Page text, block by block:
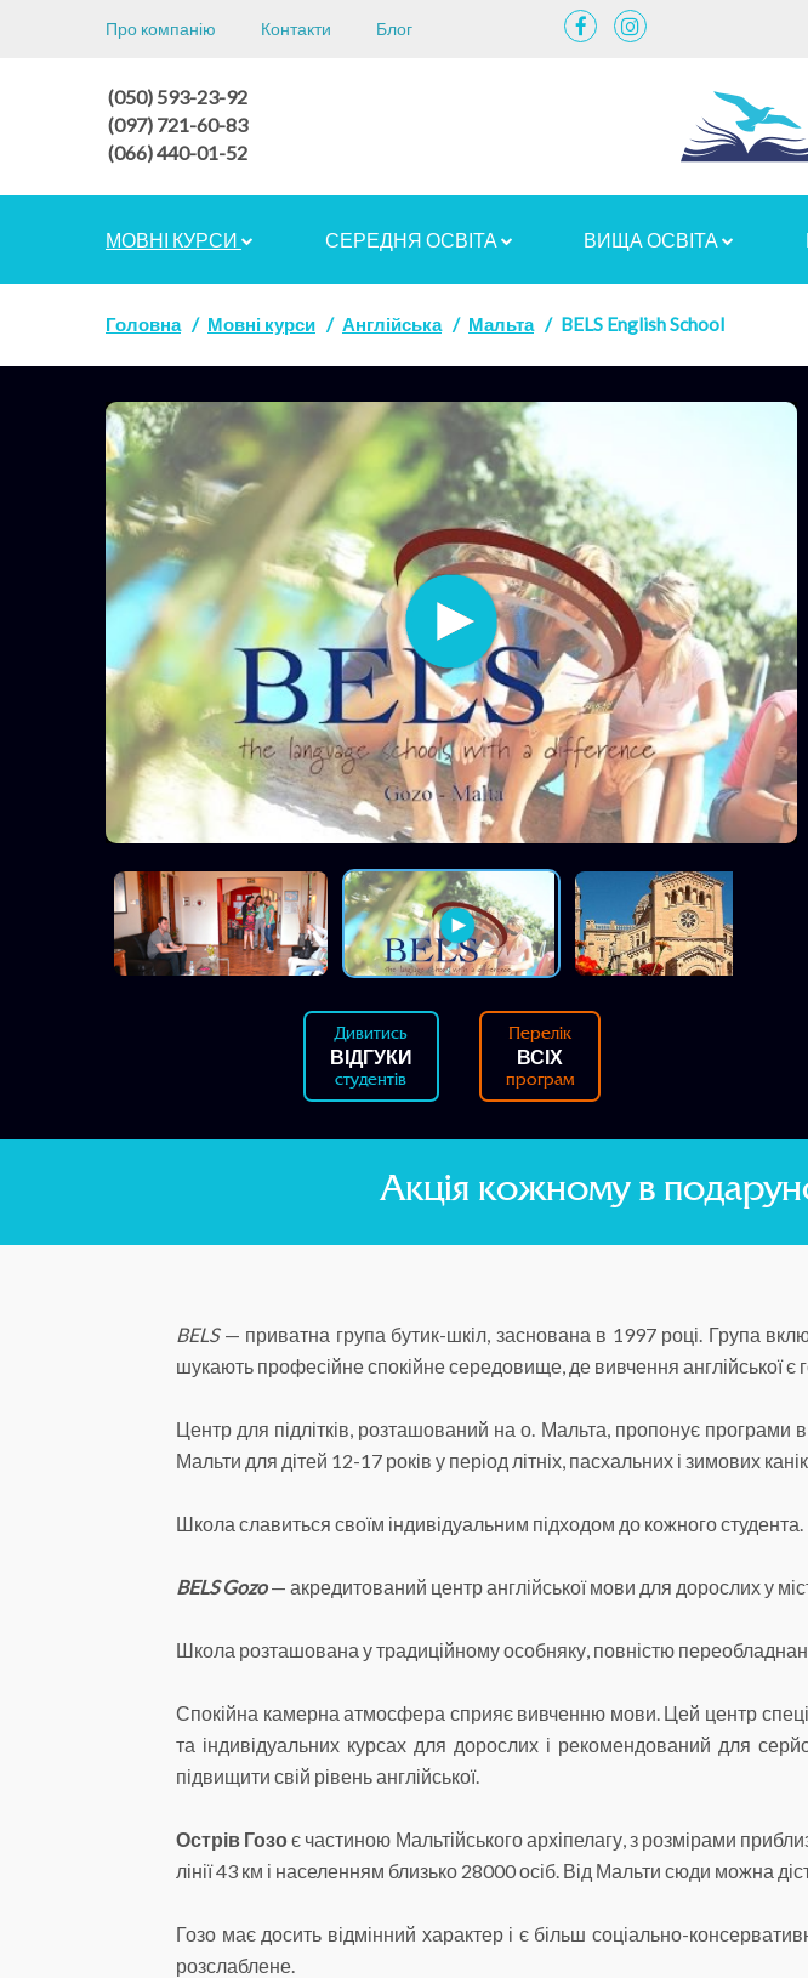
Про компанію Контакти Блог
(050) 593-23-92
(097) 721-60-83
(066) 440-01-52
МОВНІ КУРСИ СЕРЕДНЯ ОСВІТА ВИЩА ОСВІТА
Головна Мовні курси Англійська Мальта BELS English School
Дивитись
ВІДГУКИ
студентів
Перелік
ВСІХ
програм
Акція кожному в
BELS— приватна група бутик-шкіл, заснована в 1997 році. Група
шукають професійне спокійне середовище, де вивчення англійської є
Центр для підлітків, розташований на о. Мальта, пропонує програми
Мальти для дітей 12-17 років у період літніх, пасхальних і зимових
Школа славиться своїм індивідуальним підходом до кожного студента.
BELS Gozo— акредитований центр англійської мови для дорослих у
Школа розташована у традиційному особняку, повністю
Спокійна камерна атмосфера сприяє вивченню мови. Цей центр
та індивідуальних курсах для дорослих і рекомендований для
підвищити свій рівень англійської.
Острів Гозоє частиною Мальтійського архіпелагу, з розмірами
лінії 43 км і населенням близько 28000 осіб. Від Мальти сюди можна
Гозо має досить відмінний характер і є більш соціально-
розслаблене.